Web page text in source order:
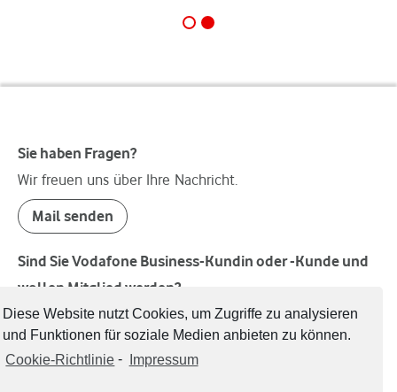
Diese Website nutzt Cookies, um Zugriffe zu analysieren
und Funktionen für soziale Medien anbieten zu können.
Cookie-Richtlinie - Impressum
Sie haben Fragen?
Wir freuen uns über Ihre Nachricht.
Mail senden
Sind Sie Vodafone Business-Kundin oder -Kunde und
wollen Mitglied werden?
Welcome!
Mitglied werden